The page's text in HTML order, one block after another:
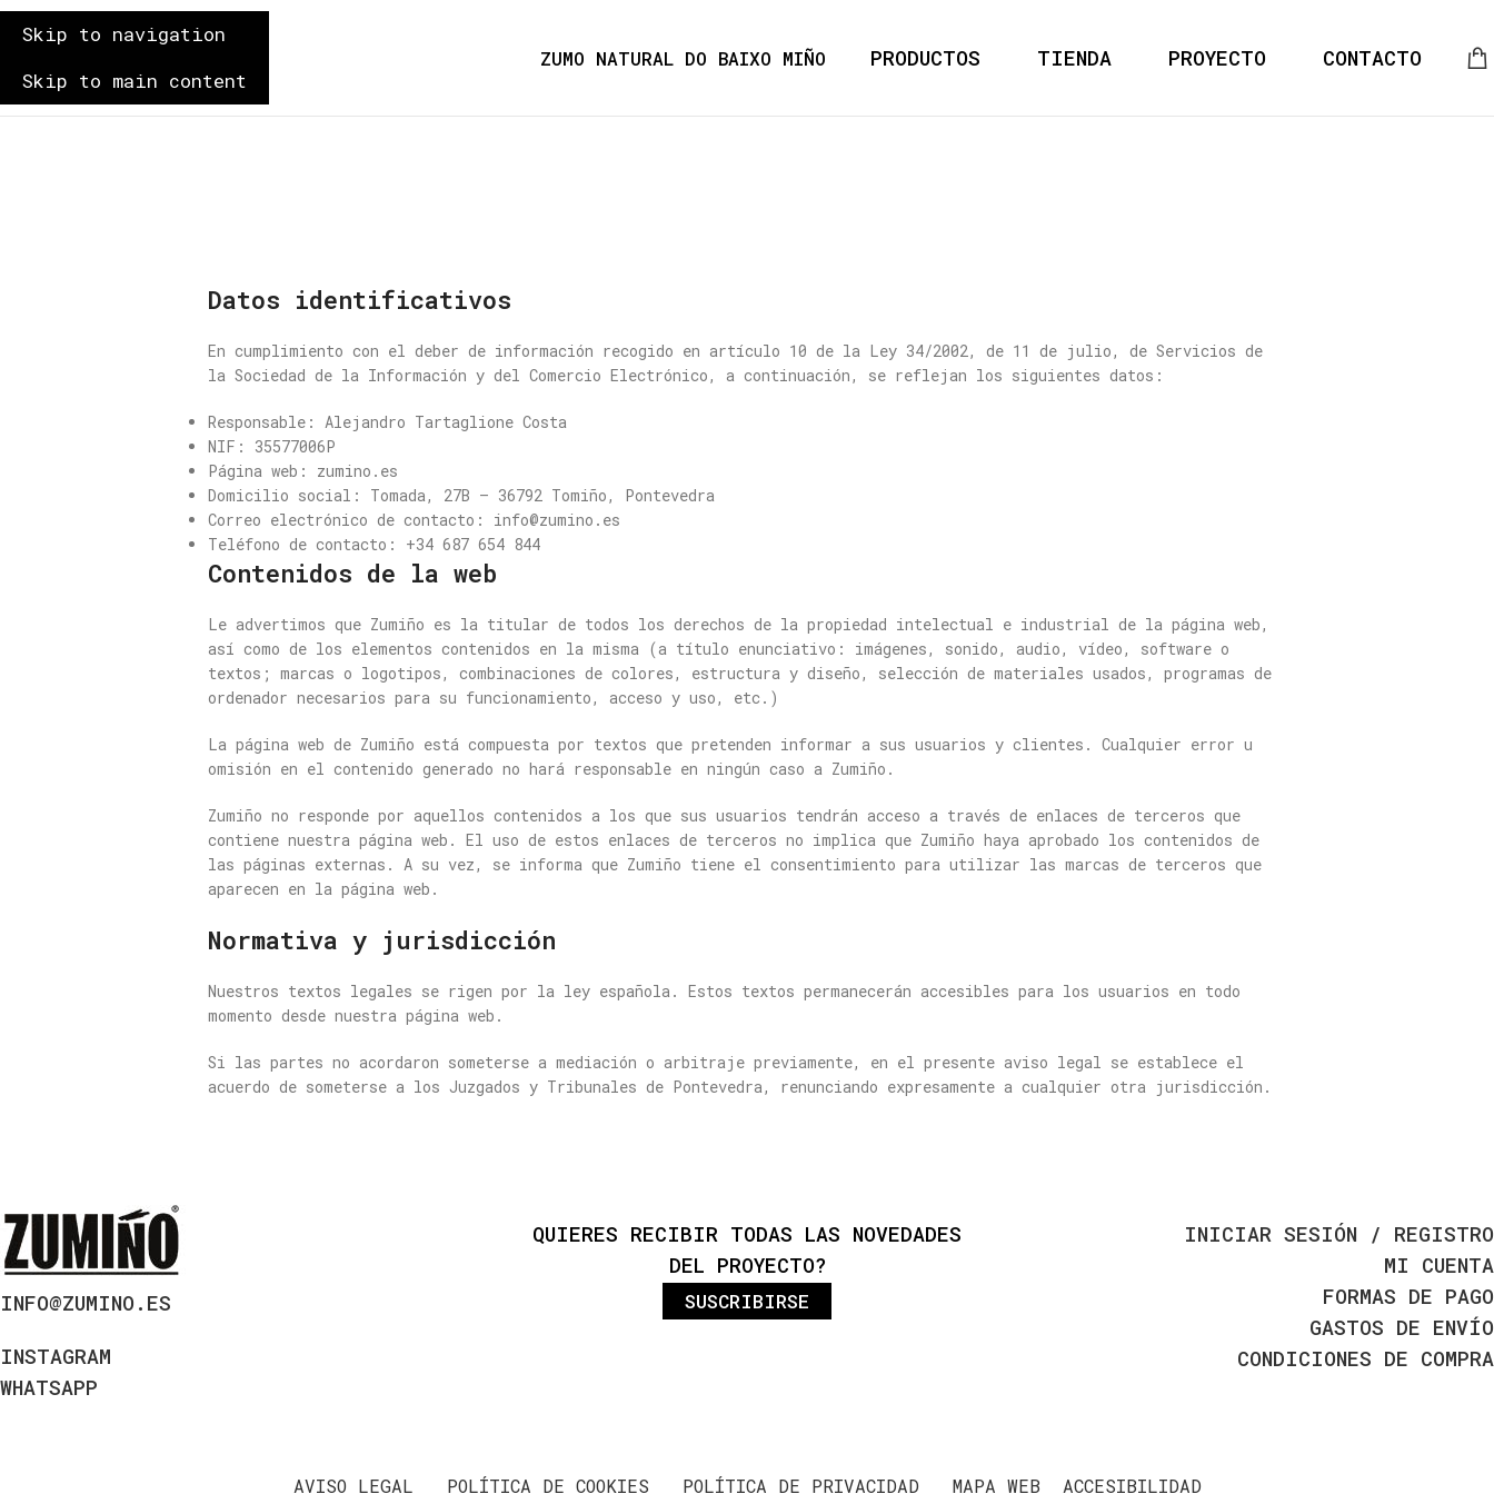
Skip to navigation
Skip to main content
ZUMO NATURAL DO BAIXO MIÑO PRODUCTOS TIENDA PROYECTO CONTACTO
Datos identificativos
En cumplimiento con el deber de información recogido en artículo 10 de la Ley 34/2002, de 11 de julio, de Servicios de
la Sociedad de la Información y del Comercio Electrónico, a continuación, se reflejan los siguientes datos:
Responsable: Alejandro Tartaglione Costa
NIF: 35577006P
Página web: zumino.es
Domicilio social: Tomada, 27B – 36792 Tomiño, Pontevedra
Correo electrónico de contacto: info@zumino.es
Teléfono de contacto: +34 687 654 844
Contenidos de la web
Le advertimos que Zumiño es la titular de todos los derechos de la propiedad intelectual e industrial de la página web,
así como de los elementos contenidos en la misma (a título enunciativo: imágenes, sonido, audio, vídeo, software o
textos; marcas o logotipos, combinaciones de colores, estructura y diseño, selección de materiales usados, programas de
ordenador necesarios para su funcionamiento, acceso y uso, etc.)
La página web de Zumiño está compuesta por textos que pretenden informar a sus usuarios y clientes. Cualquier error u
omisión en el contenido generado no hará responsable en ningún caso a Zumiño.
Zumiño no responde por aquellos contenidos a los que sus usuarios tendrán acceso a través de enlaces de terceros que
contiene nuestra página web. El uso de estos enlaces de terceros no implica que Zumiño haya aprobado los contenidos de
las páginas externas. A su vez, se informa que Zumiño tiene el consentimiento para utilizar las marcas de terceros que
aparecen en la página web.
Normativa y jurisdicción
Nuestros textos legales se rigen por la ley española. Estos textos permanecerán accesibles para los usuarios en todo
momento desde nuestra página web.
Si las partes no acordaron someterse a mediación o arbitraje previamente, en el presente aviso legal se establece el
acuerdo de someterse a los Juzgados y Tribunales de Pontevedra, renunciando expresamente a cualquier otra jurisdicción.
INFO@ZUMINO.ES
INSTAGRAM
WHATSAPP
QUIERES RECIBIR TODAS LAS NOVEDADES
DEL PROYECTO?
SUSCRIBIRSE
INICIAR SESIÓN / REGISTRO
MI CUENTA
FORMAS DE PAGO
GASTOS DE ENVÍO
CONDICIONES DE COMPRA
AVISO LEGAL POLÍTICA DE COOKIES POLÍTICA DE PRIVACIDAD MAPA WEB ACCESIBILIDAD